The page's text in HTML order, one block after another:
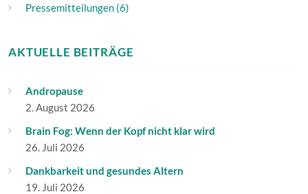
Pressemitteilungen (6)
AKTUELLE BEITRÄGE
Andropause
2. August 2026
Brain Fog: Wenn der Kopf nicht klar wird
26. Juli 2026
Dankbarkeit und gesundes Altern
19. Juli 2026